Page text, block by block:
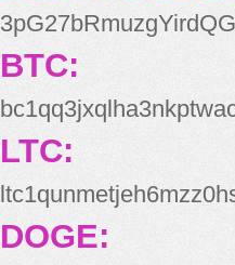
BTC:
LTC:
DOGE: